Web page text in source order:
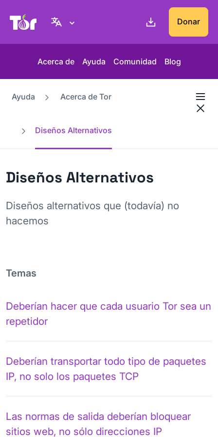
Web del Proyecto Tor Donar
Acerca de Ayuda Comunidad Blog
Ayuda Acerca de Tor
Diseños Alternativos
Diseños Alternativos
Diseños alternativos que (todavía) no
hacemos
Temas
Deberían hacer que cada usuario Tor sea un
repetidor
Deberían transportar todo tipo de paquetes
IP, no solo los paquetes TCP
Las normas de salida deberían bloquear
sitios web, no sólo direcciones IP